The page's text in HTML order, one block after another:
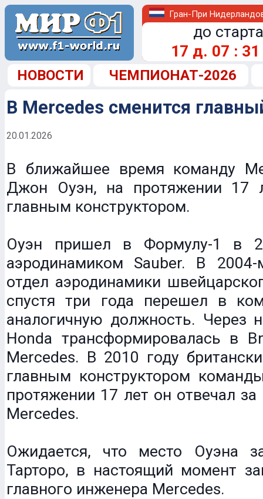
Гран-При
до
17 д. 07 : 31
НОВОСТИ ЧЕМПИОНАТ-2026
В Mercedes сменится
20.01.2026
В ближайшее время команду
Джон Оуэн, на протяжении 17
главным конструктором.
Оуэн пришел в Формулу-1 в
аэродинамиком Sauber. В
отдел аэродинамики
спустя три года перешел в
аналогичную должность. Через
Honda трансформировалась в
Mercedes. В 2010 году
главным конструктором
протяжении 17 лет он отвечал
Mercedes.
Ожидается, что место Оуэна
Тарторо, в настоящий момент
главного инженера Mercedes.